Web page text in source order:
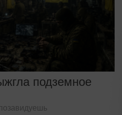
подземное